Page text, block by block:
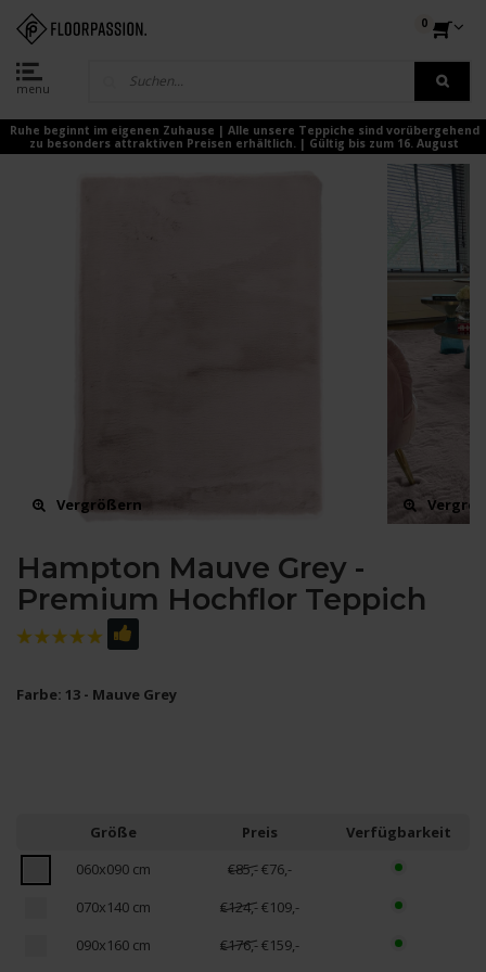
menu
0
Ruhe beginnt im eigenen Zuhause | Alle unsere Teppiche sind vorübergehend
zu besonders attraktiven Preisen erhältlich. | Gültig bis zum 16. August
Vergrößern
Hampton Mauve Grey -
Premium Hochflor Teppich
Farbe: 13 - Mauve Grey
Größe Preis
Verfügbarkeit
060x090 cm
€85,-€76,-
070x140 cm
€124,-€109,-
090x160 cm
€176,-€159,-